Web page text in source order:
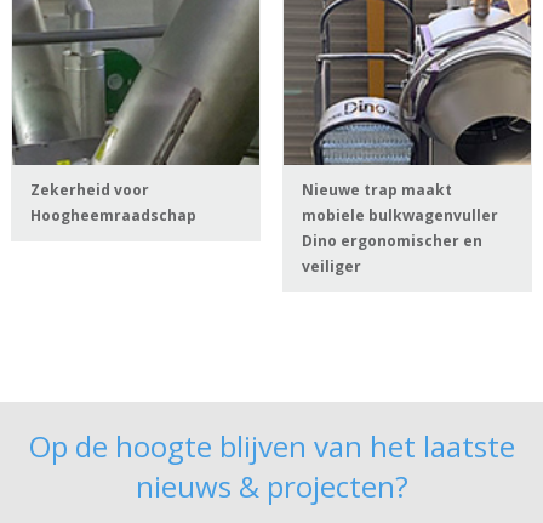
Zekerheid voor
Hoogheemraadschap
Nieuwe trap maakt
mobiele bulkwagenvuller
Dino ergonomischer en
veiliger
Op de hoogte blijven van het laatste
nieuws & projecten?